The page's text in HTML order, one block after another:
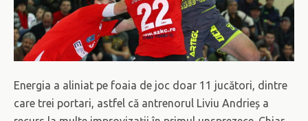
Energia a aliniat pe foaia de joc doar 11 jucători, dintre
care trei portari, astfel că antrenorul Liviu Andrieș a